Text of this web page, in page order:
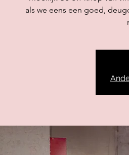
als we eens een goed,